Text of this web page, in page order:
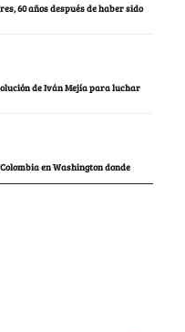
60 años después de haber sido
de Iván Mejía para luchar
en Washington donde